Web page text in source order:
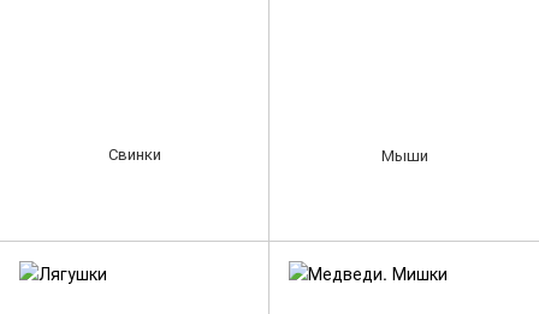
Свинки Мыши